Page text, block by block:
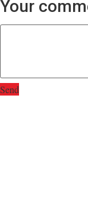
Your
Send